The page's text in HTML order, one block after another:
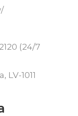
(24/7
LV-1011